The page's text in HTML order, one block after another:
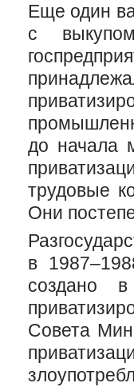
Еще один
с
до начала
трудовые
Они
в
создано
Совета